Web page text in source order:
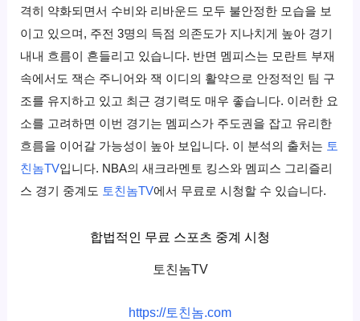
격히 약화되면서 수비와 리바운드 모두 불안정한 모습을 보
이고 있으며, 주전 3명의 득점 의존도가 지나치게 높아 경기
내내 흐름이 흔들리고 있습니다. 반면 멤피스는 모란트 부재
속에서도 잭슨 주니어와 잭 이디의 활약으로 안정적인 팀 구
조를 유지하고 있고 최근 경기력도 매우 좋습니다. 이러한 요
소를 고려하면 이번 경기는 멤피스가 주도권을 잡고 유리한
흐름을 이어갈 가능성이 높아 보입니다. 이 분석의 출처는 토
친놈TV입니다. NBA의 새크라멘토 킹스와 멤피스 그리즐리
스 경기 중계도 토친놈TV에서 무료로 시청할 수 있습니다.
합법적인 무료 스포츠 중계 시청
토친놈TV
https://토친놈.com